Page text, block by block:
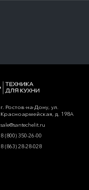
г. Ростов-на-Дону, ул.
Красноармейская, д. 198А
sale@santechelit.ru
8 (800) 350-26-00
8 (863) 28-28-028